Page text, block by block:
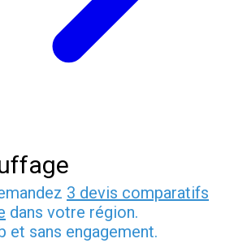
3 devis comparatifs
dans votre région.
et sans engagement.